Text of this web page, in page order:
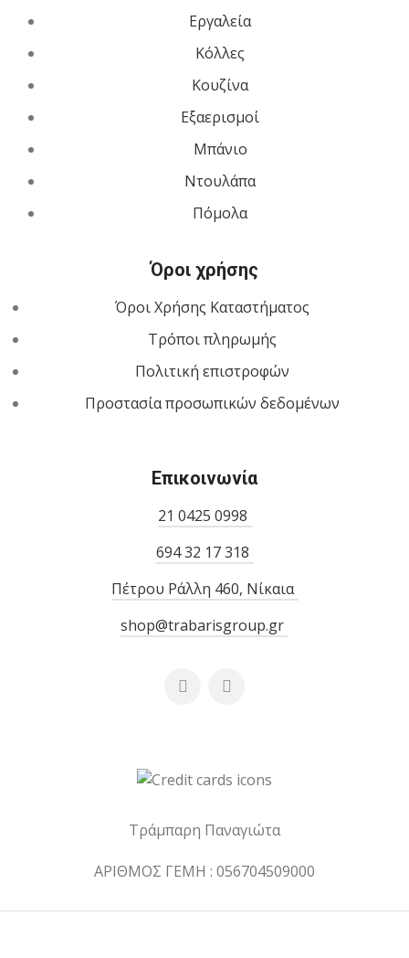
Εργαλεία
Κόλλες
Κουζίνα
Εξαερισμοί
Μπάνιο
Ντουλάπα
Πόμολα
Όροι χρήσης
Όροι Χρήσης Καταστήματος
Τρόποι πληρωμής
Πολιτική επιστροφών
Προστασία προσωπικών δεδομένων
Επικοινωνία
21 0425 0998
694 32 17 318
Πέτρου Ράλλη 460, Νίκαια
shop@trabarisgroup.gr
Τράμπαρη Παναγιώτα
ΑΡΙΘΜΟΣ ΓΕΜΗ : 056704509000